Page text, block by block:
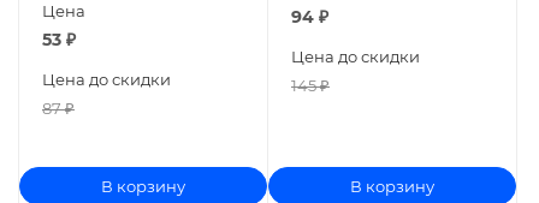
Цена
53 ₽
Цена до скидки
87₽
В корзину
94 ₽
Цена до скидки
145₽
В корзину